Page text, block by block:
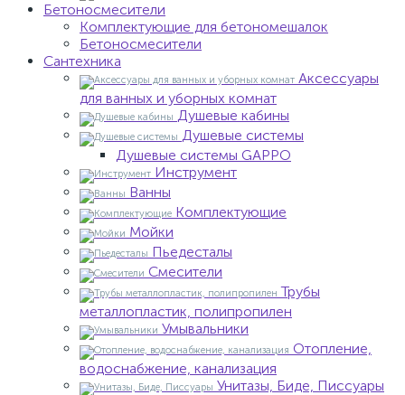
Бетоносмесители
Комплектующие для бетономешалок
Бетоносмесители
Сантехника
Аксессуары
для ванных и уборных комнат
Душевые кабины
Душевые системы
Душевые системы GAPPO
Инструмент
Ванны
Комплектующие
Мойки
Пьедесталы
Смесители
Трубы
металлопластик, полипропилен
Умывальники
Отопление,
водоснабжение, канализация
Унитазы, Биде, Писсуары